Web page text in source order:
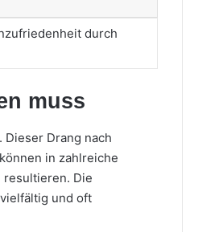
durch
muss
Drang nach
in zahlreiche
resultieren. Die
und oft